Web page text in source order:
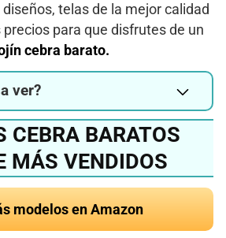
telas de la mejor calidad
para que disfrutes de un
cebra barato.
ver?
CEBRA BARATOS
MÁS VENDIDOS
modelos en Amazon